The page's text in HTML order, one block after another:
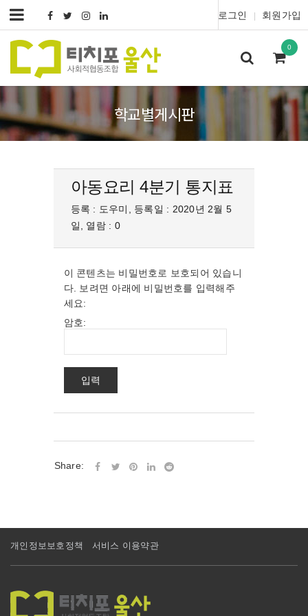
로그인 회원가입
0
학교별게시판
아동요리 4분기 통지표
등록 : 도우미, 등록일 : 2020년 2월 5
일, 열람 : 0
이 콘텐츠는 비밀번호로 보호되어 있습니
다. 보려면 아래에 비밀번호를 입력해주
세요:
암호:
Share:
개인정보보호정책 서비스 이용약관